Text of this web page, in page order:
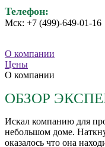
Телефон:
Мск: +7 (499)-649-01-16
О компании
Цены
О компании
ОБЗОР
Искал компанию для
небольшом доме.
оказалось что она